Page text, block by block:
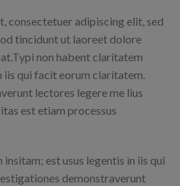
consectetuer adipiscing elit, sed
tincidunt ut laoreet dolore
non habent claritatem
iis qui facit eorum claritatem.
lectores legere me lius
est etiam processus
est usus legentis in iis qui
demonstraverunt